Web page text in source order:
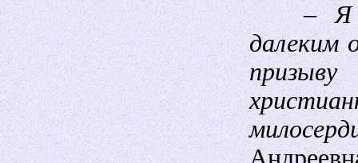
– Я
далеким
призыву